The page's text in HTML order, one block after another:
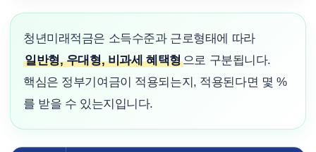
청년미래적금은 소득수준과 근로형태에 따라
일반형, 우대형, 비과세 혜택형으로 구분됩니다.
핵심은 정부기여금이 적용되는지, 적용된다면 몇 %
를 받을 수 있는지입니다.